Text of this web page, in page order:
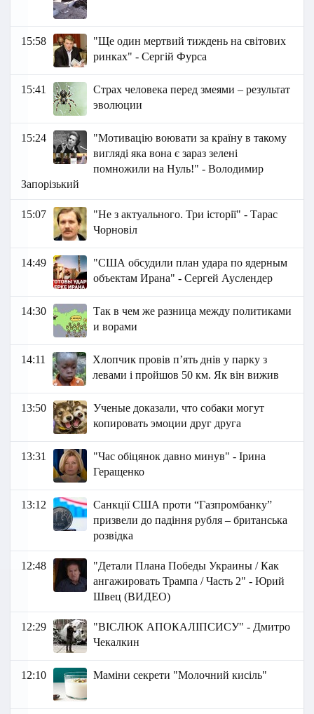
15:58
"Ще один мертвий тиждень на світових
ринках" - Сергій Фурса
15:41
Страх человека перед змеями – результат
эволюции
15:24
"Мотивацію воювати за країну в такому
вигляді яка вона є зараз зелені
помножили на Нуль!" - Володимир
Запорізький
15:07
"Не з актуального. Три історії" - Тарас
Чорновіл
14:49
"США обсудили план удара по ядерным
объектам Ирана" - Сергей Ауслендер
14:30
Так в чем же разница между политиками
и ворами
14:11
Хлопчик провів пʼять днів у парку з
левами і пройшов 50 км. Як він вижив
13:50
Ученые доказали, что собаки могут
копировать эмоции друг друга
13:31
"Час обіцянок давно минув" - Ірина
Геращенко
13:12
Санкції США проти “Газпромбанку”
призвели до падіння рубля – британська
розвідка
12:48
"Детали Плана Победы Украины / Как
ангажировать Трампа / Часть 2" - Юрий
Швец (ВИДЕО)
12:29
"ВІСЛЮК АПОКАЛІПСИСУ" - Дмитро
Чекалкин
12:10 Маміни секрети "Молочний кисіль"